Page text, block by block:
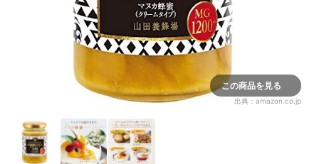
この商品を見る
出典： amazon.co.jp